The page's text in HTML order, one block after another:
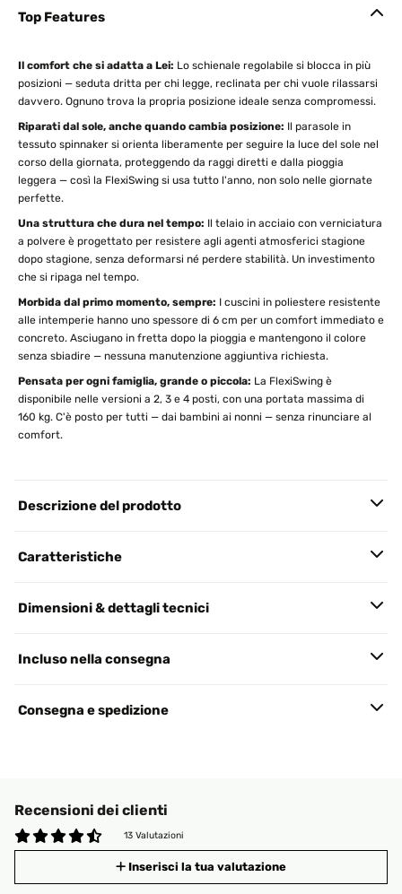
Top Features
Il comfort che si adatta a Lei: Lo schienale regolabile si blocca in più
posizioni — seduta dritta per chi legge, reclinata per chi vuole rilassarsi
davvero. Ognuno trova la propria posizione ideale senza compromessi.
Riparati dal sole, anche quando cambia posizione: Il parasole in
tessuto spinnaker si orienta liberamente per seguire la luce del sole nel
corso della giornata, proteggendo da raggi diretti e dalla pioggia
leggera — così la FlexiSwing si usa tutto l'anno, non solo nelle giornate
perfette.
Una struttura che dura nel tempo: Il telaio in acciaio con verniciatura
a polvere è progettato per resistere agli agenti atmosferici stagione
dopo stagione, senza deformarsi né perdere stabilità. Un investimento
che si ripaga nel tempo.
Morbida dal primo momento, sempre: I cuscini in poliestere resistente
alle intemperie hanno uno spessore di 6 cm per un comfort immediato e
concreto. Asciugano in fretta dopo la pioggia e mantengono il colore
senza sbiadire — nessuna manutenzione aggiuntiva richiesta.
Pensata per ogni famiglia, grande o piccola: La FlexiSwing è
disponibile nelle versioni a 2, 3 e 4 posti, con una portata massima di
160 kg. C'è posto per tutti — dai bambini ai nonni — senza rinunciare al
comfort.
Descrizione del prodotto
Caratteristiche
Dimensioni & dettagli tecnici
Incluso nella consegna
Consegna e spedizione
Recensioni dei clienti
13 Valutazioni
Inserisci la tua valutazione